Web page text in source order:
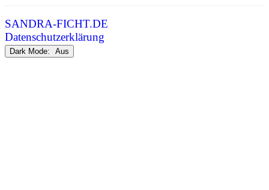
SANDRA-FICHT.DE
Datenschutzerklärung
Dark Mode: